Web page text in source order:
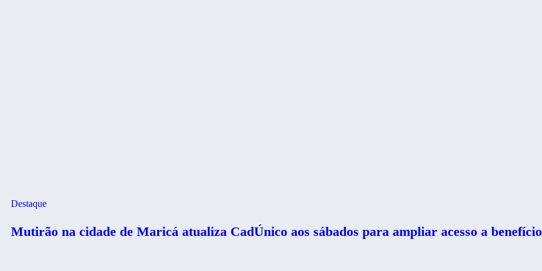
Destaque
Mutirão na cidade de Maricá atualiza CadÚnico aos sábados para ampliar acesso a